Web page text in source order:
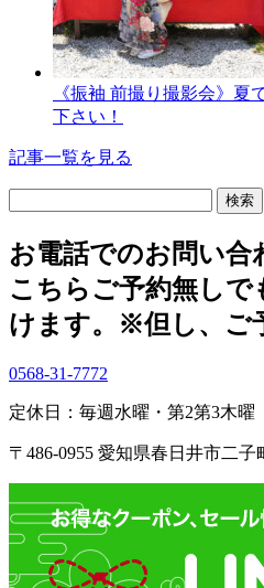
《振袖 前撮り撮影会》夏
下さい！
記事一覧を見る
お電話でのお問い合
こちらご予約無しで
けます。
※但し、ご
0568-31-7772
定休日：毎週水曜・第2第3木曜
〒486-0955 愛知県春日井市二子